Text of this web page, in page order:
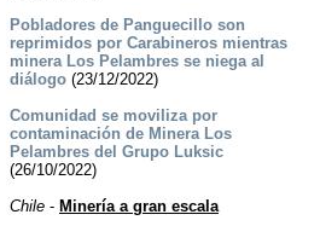
Pobladores de Panguecillo son
reprimidos por Carabineros mientras
minera Los Pelambres se niega al
diálogo(23/12/2022)
Comunidad se moviliza por
contaminación de Minera Los
Pelambres del Grupo Luksic
(26/10/2022)
Chile- Minería a gran escala